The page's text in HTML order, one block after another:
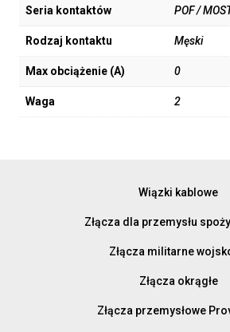
Seria kontaktów POF /
Rodzaj kontaktu Męski
Max obciążenie (A) 0
Waga 2
Wiązki kablowe
Złącza dla przemysłu
Złącza militarne
Złącza okrągłe
Złącza przemysłowe